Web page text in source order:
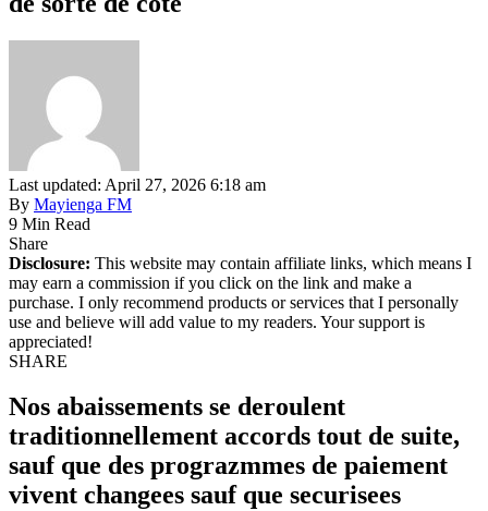
Last updated: April 27, 2026 6:18 am
By Mayienga FM
9 Min Read
Share
Disclosure: This website may contain affiliate links, which means I
may earn a commission if you click on the link and make a
purchase. I only recommend products or services that I personally
use and believe will add value to my readers. Your support is
appreciated!
SHARE
Nos abaissements se deroulent
traditionnellement accords tout de suite,
sauf que des prograzmmes de paiement
vivent changees sauf que securisees